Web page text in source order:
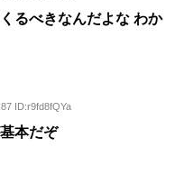
るべきなんだよな わか
ID:r9fd8fQYa
本だぞ